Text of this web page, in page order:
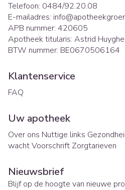
Telefoon: 0484/92.20.08
E-mailadres: info@
APB nummer: 420605
Apotheek titularis: Astrid Huyghe
BTW nummer: BE0670506164
Klantenservice
FAQ
Uw apotheek
Over ons Nuttige links
wachtVoorschrift Zorgtarieven
Nieuwsbrief
Blijf op de hoogte van nieuwe